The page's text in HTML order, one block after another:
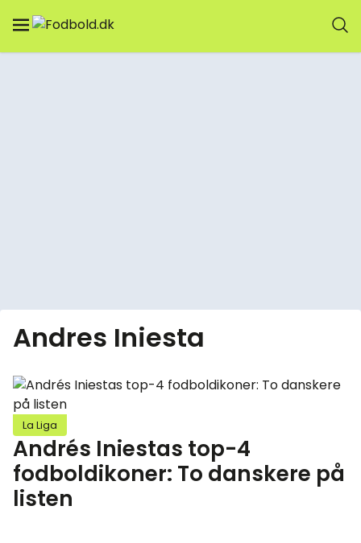
Andres Iniesta
La Liga
Andrés Iniestas top-4
fodboldikoner: To danskere på
listen